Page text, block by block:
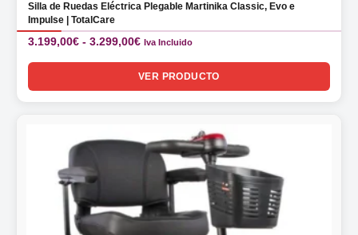
Silla de Ruedas Eléctrica Plegable Martinika Classic, Evo e
Impulse | TotalCare
3.199,00€ - 3.299,00€Rango
desde
Iva Incluido
VER PRODUCTO